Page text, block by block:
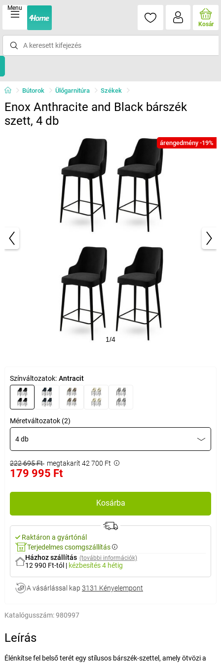
Menu
Kosár
Bútorok Ülőgarnitúra Székek
Enox Anthracite and Black bárszék
szett, 4 db
árengedmény -19%
1/4
Színváltozatok: Antracit
Méretváltozatok (2)
4 db
222 695 Ft megtakarít 42 700 Ft
179 995 Ft
Kosárba
Raktáron a gyártónál
Terjedelmes csomgszállítás
Házhoz szállítás (további információk)
12 990 Ft-tól | kézbesítés4 hétig
A vásárlással kap 3131 Kényelempont
Katalógusszám:980997
Leírás
Élénkítse fel belső terét egy stílusos bárszék-szettel, amely ötvözi a